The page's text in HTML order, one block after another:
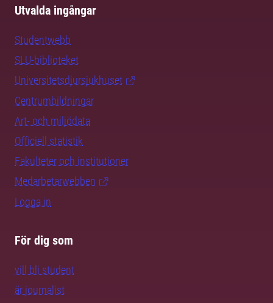
Utvalda ingångar
Studentwebb
SLU-biblioteket
Universitetsdjursjukhuset
Centrumbildningar
Art- och miljödata
Officiell statistik
Fakulteter och institutioner
Medarbetarwebben
Logga in
För dig som
vill bli student
är journalist